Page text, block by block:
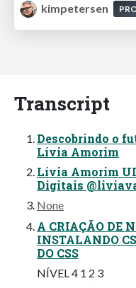
kimpetersen
Transcript
Descobrindo o
Lívia Amorim
Lívia Amorim UI
Digitais
None
A CRIAÇÃO DE
INSTALANDO
DO CSS
NÍVEL 4 1 2 3